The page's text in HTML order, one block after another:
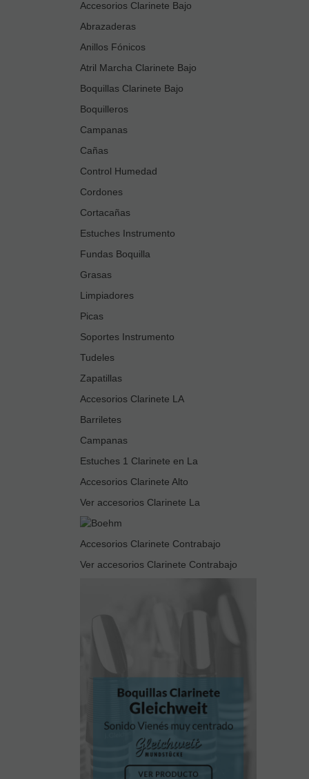
Accesorios Clarinete Bajo
Abrazaderas
Anillos Fónicos
Atril Marcha Clarinete Bajo
Boquillas Clarinete Bajo
Boquilleros
Campanas
Cañas
Control Humedad
Cordones
Cortacañas
Estuches Instrumento
Fundas Boquilla
Grasas
Limpiadores
Picas
Soportes Instrumento
Tudeles
Zapatillas
Accesorios Clarinete LA
Barriletes
Campanas
Estuches 1 Clarinete en La
Accesorios Clarinete Alto
Ver accesorios Clarinete La
Accesorios Clarinete Contrabajo
Ver accesorios Clarinete Contrabajo